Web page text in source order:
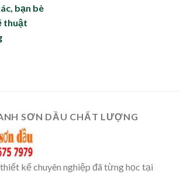
bạn bè
thuật
SƠN DẦU CHẤT LƯỢNG
kế chuyên nghiệp đã từng học tại